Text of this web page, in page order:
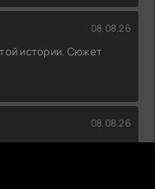
08.08.26
истории. Сюжет
08.08.26
историей. Поначалу